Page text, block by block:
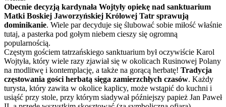
Obecnie decyzją kardynała Wojtyły opiekę nad sanktuarium
Matki Boskiej Jaworzyńskiej Królowej Tatr sprawują
dominikanie. Wiele par decyduje się ślubować sobie miłość właśnie
tutaj, a pasterka pod gołym niebem cieszy się ogromną
popularnością.
Częstym gościem tatrzańskiego sanktuarium był oczywiście Karol
Wojtyła, który wiele razy zjawiał się w okolicach Rusinowej Polany
na modlitwę i kontemplację, a także na gorącą herbatę! Tradycja
częstowania gości herbatą sięga zamierzchłych czasów. Każdy
turysta, który zawita w okolice kaplicy, może wstąpić do kuchni i
usiąść przy stole, przy którym siadywał późniejszy papież Jan Paweł